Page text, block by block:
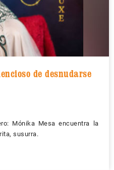
de desnudarse
Mónika Mesa encuentra la
susurra.